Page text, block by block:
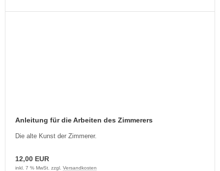
Anleitung für die Arbeiten des Zimmerers
Die alte Kunst der Zimmerer.
12,00 EUR
inkl. 7 % MwSt. zzgl. Versandkosten